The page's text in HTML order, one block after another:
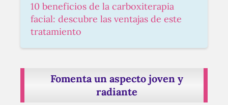
10 beneficios de la carboxiterapia
facial: descubre las ventajas de este
tratamiento
Fomenta un aspecto joven y
radiante